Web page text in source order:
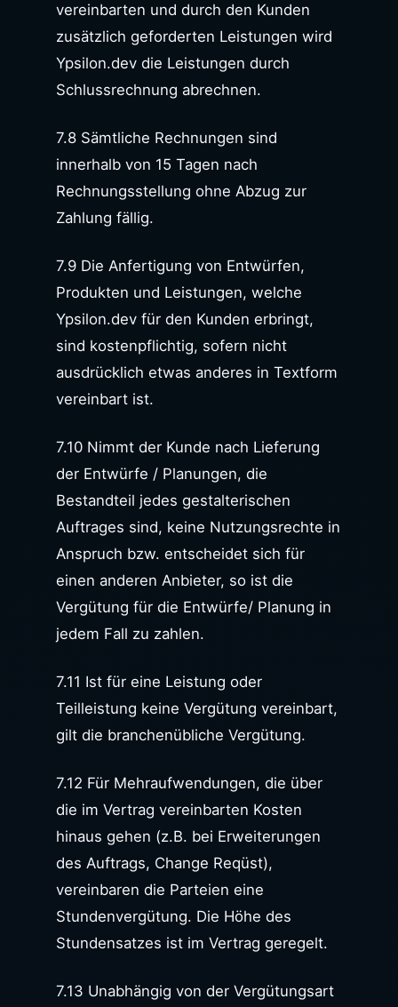
vereinbarten und durch den Kunden
zusätzlich geforderten Leistungen wird
Ypsilon.dev die Leistungen durch
Schlussrechnung abrechnen.
7.8 Sämtliche Rechnungen sind
innerhalb von 15 Tagen nach
Rechnungsstellung ohne Abzug zur
Zahlung fällig.
7.9 Die Anfertigung von Entwürfen,
Produkten und Leistungen, welche
Ypsilon.dev für den Kunden erbringt,
sind kostenpflichtig, sofern nicht
ausdrücklich etwas anderes in Textform
vereinbart ist.
7.10 Nimmt der Kunde nach Lieferung
der Entwürfe / Planungen, die
Bestandteil jedes gestalterischen
Auftrages sind, keine Nutzungsrechte in
Anspruch bzw. entscheidet sich für
einen anderen Anbieter, so ist die
Vergütung für die Entwürfe/ Planung in
jedem Fall zu zahlen.
7.11 Ist für eine Leistung oder
Teilleistung keine Vergütung vereinbart,
gilt die branchenübliche Vergütung.
7.12 Für Mehraufwendungen, die über
die im Vertrag vereinbarten Kosten
hinaus gehen (z.B. bei Erweiterungen
des Auftrags, Change Reqüst),
vereinbaren die Parteien eine
Stundenvergütung. Die Höhe des
Stundensatzes ist im Vertrag geregelt.
7.13 Unabhängig von der Vergütungsart